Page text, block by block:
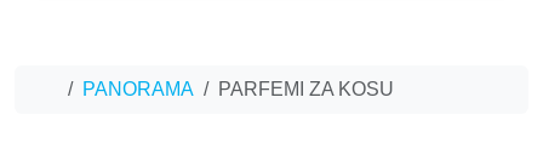
Home
PANORAMA PARFEMI ZA KOSU